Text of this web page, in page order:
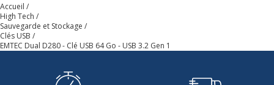
Code barre maitre
Marque
Référence produit fabricant
Accueil
High Tech
Sauvegarde et Stockage
Clés USB
EMTEC Dual D280 - Clé USB 64 Go - USB 3.2 Gen 1